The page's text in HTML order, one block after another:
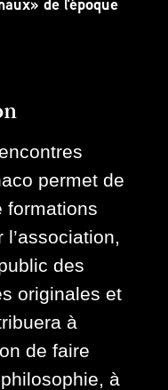
permet de
formations
des
originales et
à
de faire
à